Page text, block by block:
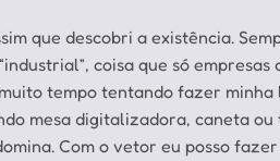
que descobri a existência.
coisa que só
tempo tentando fazer
mesa digitalizadora, caneta
Com o vetor eu posso